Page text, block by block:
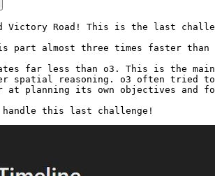
Victory Road! This is the last
part almost three times faster
far less than o3. This is the
spatial reasoning. o3 often tried to
at planning its own objectives and
this last challenge!